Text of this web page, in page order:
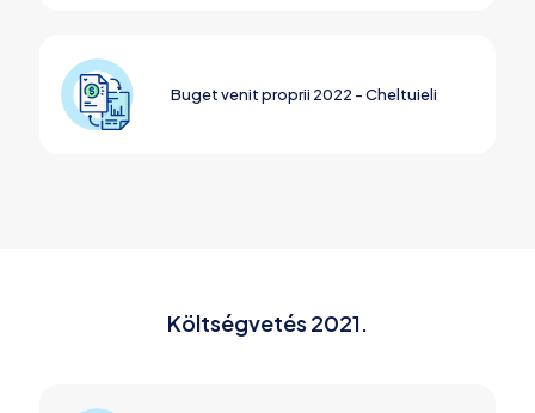
Buget venit proprii 2022 - Cheltuieli
Költségvetés 2021.